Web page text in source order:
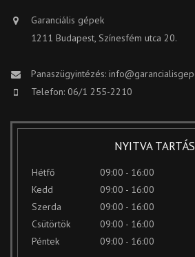
Garanciális gépek
1211 Budapest, Színesfém utca 20.
Panaszügyintézés:
Telefon: 06/1 255-2210
NYITVA TARTÁS
Hétfő
09:00 - 16:00
Kedd
09:00 - 16:00
Szerda
09:00 - 16:00
Csütörtök
09:00 - 16:00
Péntek
09:00 - 16:00